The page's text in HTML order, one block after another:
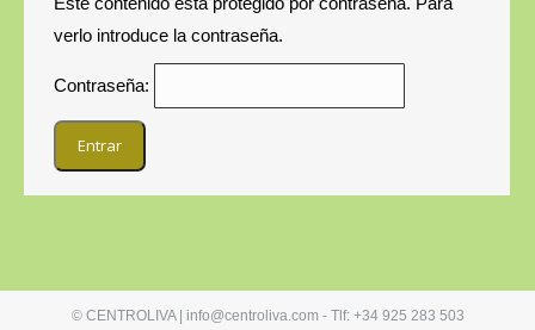
verlo introduce la contraseña.
Contraseña:
© CENTROLIVA | info@centroliva.com - Tlf: +34 925 283 503